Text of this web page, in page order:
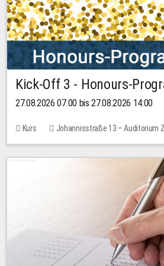
Kick-Off 3 - Honours-
27.08.2026 07:00 bis 27.08.2026 14:00
Kurs
Johannisstraße 13 – Auditorium
11 Plätze